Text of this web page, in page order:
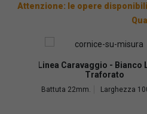
Attenzione: le opere disponibili